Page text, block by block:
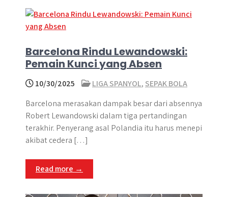
Barcelona Rindu Lewandowski:
Pemain Kunci yang Absen
10/30/2025 LIGA SPANYOL, SEPAK BOLA
Barcelona merasakan dampak besar dari absennya
Robert Lewandowski dalam tiga pertandingan
terakhir. Penyerang asal Polandia itu harus menepi
akibat cedera […]
Read more →